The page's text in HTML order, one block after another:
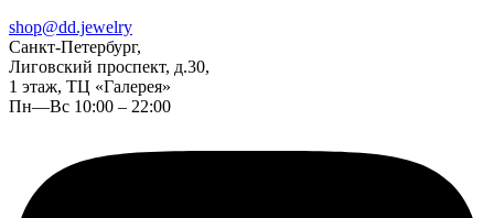
shop@dd.jewelry
Санкт-Петербург,
Лиговский проспект, д.30,
1 этаж, ТЦ «Галерея»
Пн—Вс 10:00 – 22:00